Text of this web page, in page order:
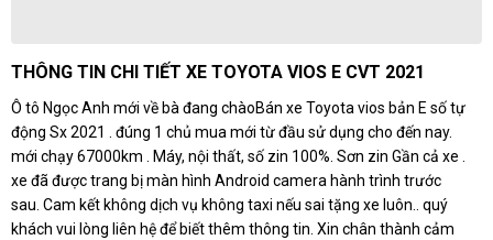
THÔNG TIN CHI TIẾT XE TOYOTA VIOS E CVT 2021
Ô tô Ngọc Anh mới về bà đang chàoBán xe Toyota vios bản E số tự
động Sx 2021 . đúng 1 chủ mua mới từ đầu sử dụng cho đến nay.
mới chạy 67000km . Máy, nội thất, số zin 100%. Sơn zin Gần cả xe .
xe đã được trang bị màn hình Android camera hành trình trước
sau. Cam kết không dịch vụ không taxi nếu sai tặng xe luôn.. quý
khách vui lòng liên hệ để biết thêm thông tin. Xin chân thành cảm